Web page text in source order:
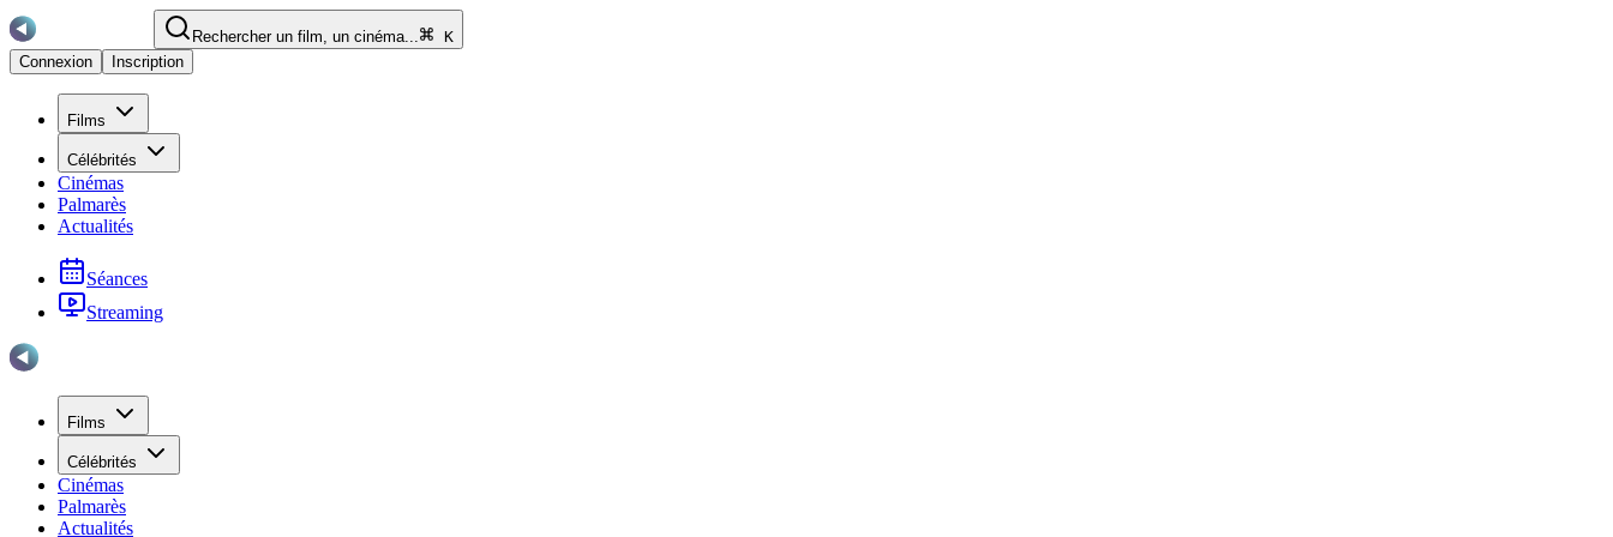
Rechercher un film, un cinéma...
K
Connexion
Inscription
Films
Célébrités
Cinémas
Palmarès
Actualités
Séances
Streaming
Films
Célébrités
Cinémas
Palmarès
Actualités